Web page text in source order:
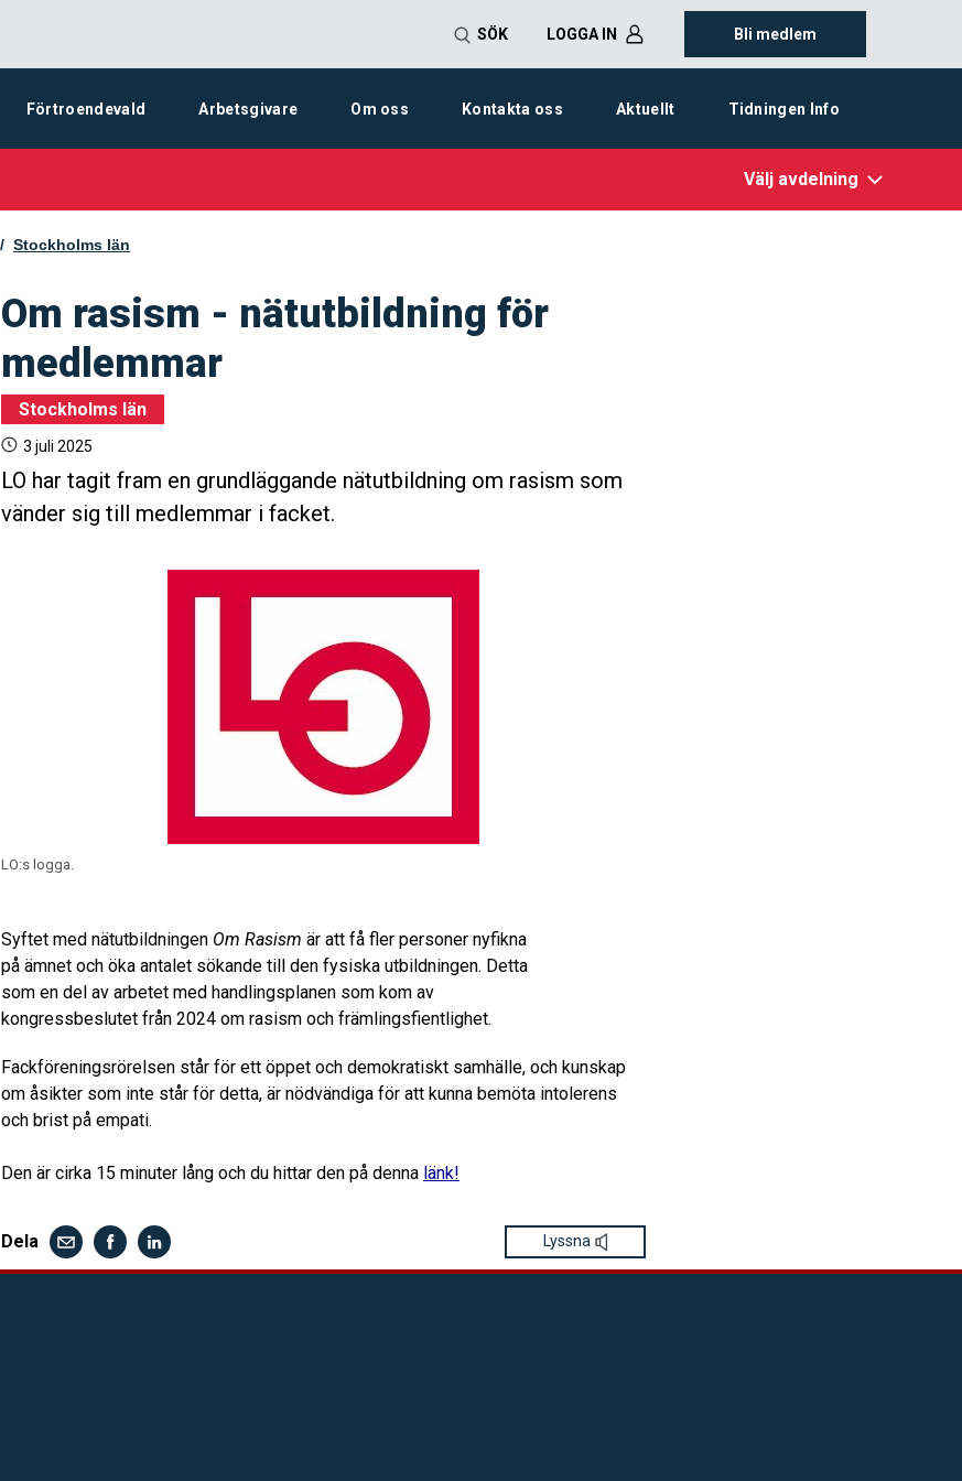
SÖK LOGGA IN Bli medlem
Förtroendevald Arbetsgivare Om oss Kontakta oss Aktuellt Tidningen Info
Välj avdelning
Stockholms län
Om rasism - nätutbildning för
medlemmar
Stockholms län
3 juli 2025
LO har tagit fram en grundläggande nätutbildning om rasism som
vänder sig till medlemmar i facket.
LO:s logga.
Syftet med nätutbildningen Om Rasism är att få fler personer nyfikna
på ämnet och öka antalet sökande till den fysiska utbildningen. Detta
som en del av arbetet med handlingsplanen som kom av
kongressbeslutet från 2024 om rasism och främlingsfientlighet.
Fackföreningsrörelsen står för ett öppet och demokratiskt samhälle, och kunskap
om åsikter som inte står för detta, är nödvändiga för att kunna bemöta intolerens
och brist på empati.
Den är cirka 15 minuter lång och du hittar den på denna länk!
Dela Lyssna